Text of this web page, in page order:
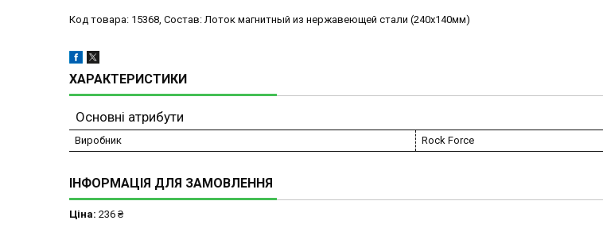
Код товара: 15368, Состав: Лоток магнитный из нержавеющей стали (240х140мм)
ХАРАКТЕРИСТИКИ
Основні атрибути
Виробник Rock Force
ІНФОРМАЦІЯ ДЛЯ ЗАМОВЛЕННЯ
Ціна: 236 ₴